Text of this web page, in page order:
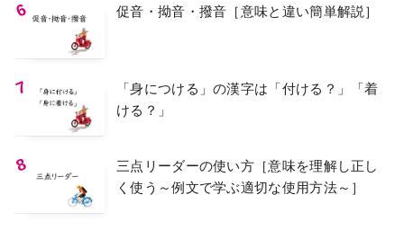
促音・拗音・撥音［意味と違い簡単解説］
「身につける」の漢字は「付ける？」「着
ける？」
三点リーダーの使い方［意味を理解し正し
く使う～例文で学ぶ適切な使用方法～］